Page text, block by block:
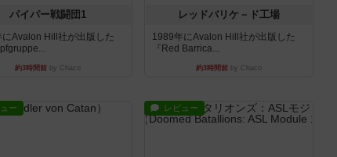
パイパー戦闘団1
にAvalon Hill社が出版した
約3時間前 by Chaco
レッドバリケ－ド工場
1989年にAvalon Hill社が出版した
『Red Barrica...
約3時間前 by Chaco
ー レビュー